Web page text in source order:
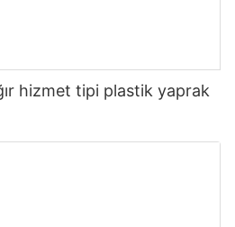
hizmet tipi plastik yaprak